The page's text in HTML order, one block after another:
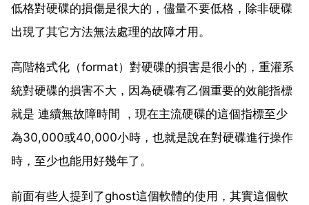
低格對硬碟的損傷是很大的，儘量不要低格，除非硬碟
出現了其它方法無法處理的故障才用。
高階格式化（format）對硬碟的損害是很小的，重灌系
統對硬碟的損害不大，因為硬碟有乙個重要的效能指標
就是 連續無故障時間 ，現在主流硬碟的這個指標至少
為30,000或40,000小時，也就是說在對硬碟進行操作
時，至少也能用好幾年了。
前面有些人提到了ghost這個軟體的使用，其實這個軟